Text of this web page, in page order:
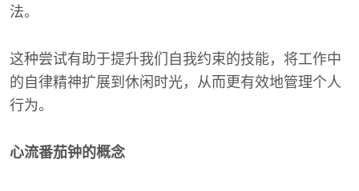
法。
这种尝试有助于提升我们自我约束的技能，将工作中
的自律精神扩展到休闲时光，从而更有效地管理个人
行为。
心流番茄钟的概念